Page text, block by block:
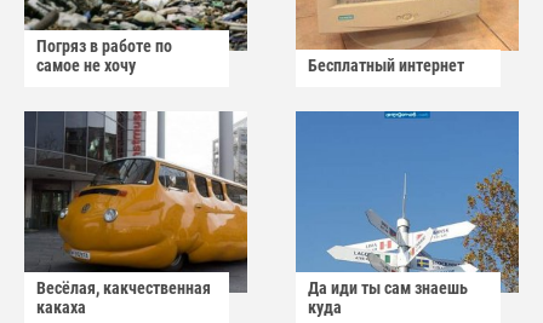
Погряз в работе по
самое не хочу
Бесплатный интернет
Весёлая, какчественная
какаха
Да иди ты сам знаешь
куда